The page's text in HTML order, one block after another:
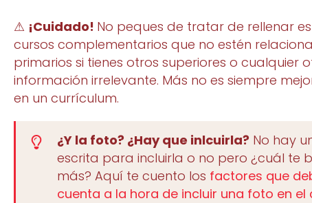
⚠ ¡Cuidado! No peques de tratar de rellenar
cursos complementarios que no estén
primarios si tienes otros superiores o cualquier
información irrelevante. Más no es siempre
en un currículum.
¿Y la foto? ¿Hay que inlcuirla? No hay
escrita para incluirla o no pero ¿cuál te
más? Aquí te cuento los factores que
cuenta a la hora de incluir una foto en el